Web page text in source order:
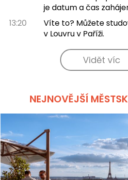
je datum a čas
13:20
Víte to? Můžete
v Louvru v Paříži.
Vidět víc
NEJNOVĚJŠÍ